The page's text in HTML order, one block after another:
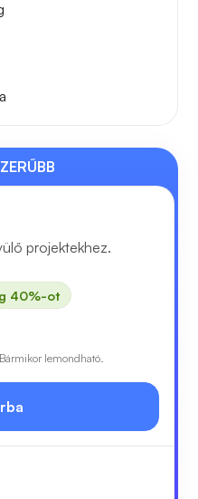
projektekhez.
40%-ot
lemondható.